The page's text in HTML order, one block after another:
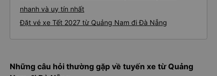
nhanh và uy tín nhất
Đặt vé xe Tết 2027 từ Quảng Nam đi Đà Nẵng
Những câu hỏi thường gặp về tuyến xe từ Quảng